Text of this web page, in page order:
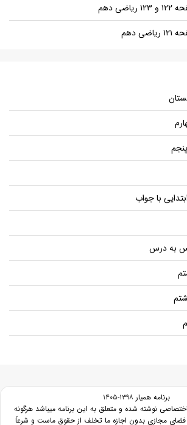
دهم
دهم
به درس
برنامه همیار ۱۳۹۸-۱۴۰۵
نوشته شده و متعلق به این برنامه میباشد هرگونه
فضای مجازی بدون اجازه ما تخلف از حقوق ماست و شرعاً